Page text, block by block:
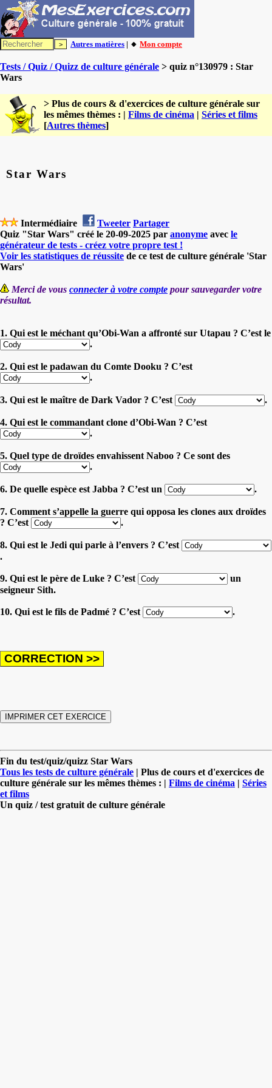
Autres matières | 🔸 Mon compte
Tests / Quiz / Quizz de culture générale > quiz n°130979 : Star
Wars
> Plus de cours & d'exercices de culture générale sur
les mêmes thèmes : | Films de cinéma | Séries et films
[Autres thèmes]
Star Wars
Intermédiaire Tweeter Partager
Quiz "Star Wars" créé le 20-09-2025 par anonyme avec le
générateur de tests - créez votre propre test !
Voir les statistiques de réussite de ce test de culture générale 'Star
Wars'
Merci de vous connecter à votre compte pour sauvegarder votre
résultat.
1. Qui est le méchant qu’Obi-Wan a affronté sur Utapau ? C’est le
.
2. Qui est le padawan du Comte Dooku ? C’est
.
3. Qui est le maître de Dark Vador ? C’est .
4. Qui est le commandant clone d’Obi-Wan ? C’est
.
5. Quel type de droïdes envahissent Naboo ? Ce sont des
.
6. De quelle espèce est Jabba ? C’est un .
7. Comment s’appelle la guerre qui opposa les clones aux droïdes
? C’est
.
8. Qui est le Jedi qui parle à l’envers ? C’est
.
9. Qui est le père de Luke ? C’est
un
seigneur Sith.
10. Qui est le fils de Padmé ? C’est .
Fin du test/quiz/quizz Star Wars
Tous les tests de culture générale | Plus de cours et d'exercices de
culture générale sur les mêmes thèmes : | Films de cinéma | Séries
et films
Un quiz / test gratuit de culture générale